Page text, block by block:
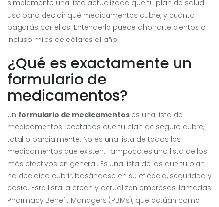
simplemente una lista actualizada que tu plan de salud
usa para decidir qué medicamentos cubre, y cuánto
pagarás por ellos. Entenderlo puede ahorrarte cientos o
incluso miles de dólares al año.
¿Qué es exactamente un
formulario de
medicamentos?
Un formulario de medicamentos es una lista de
medicamentos recetados que tu plan de seguro cubre,
total o parcialmente. No es una lista de todos los
medicamentos que existen. Tampoco es una lista de los
más efectivos en general. Es una lista de los que tu plan
ha decidido cubrir, basándose en su eficacia, seguridad y
costo. Esta lista la crean y actualizan empresas llamadas
Pharmacy Benefit Managers (PBMs), que actúan como